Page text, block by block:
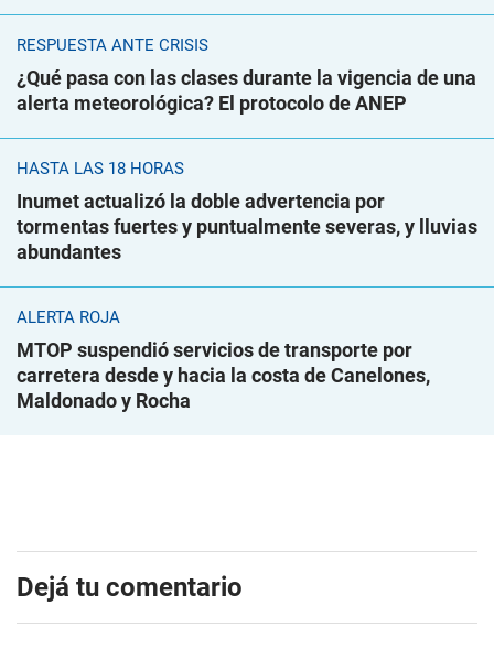
RESPUESTA ANTE CRISIS
¿Qué pasa con las clases durante la vigencia de una
alerta meteorológica? El protocolo de ANEP
HASTA LAS 18 HORAS
Inumet actualizó la doble advertencia por
tormentas fuertes y puntualmente severas, y lluvias
abundantes
ALERTA ROJA
MTOP suspendió servicios de transporte por
carretera desde y hacia la costa de Canelones,
Maldonado y Rocha
Dejá tu comentario